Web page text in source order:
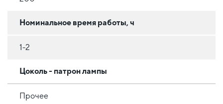
Номинальное время работы, ч
1-2
Цоколь - патрон лампы
Прочее